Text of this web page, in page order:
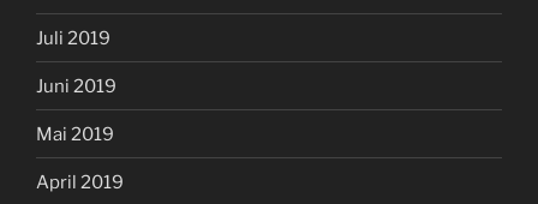
Juli 2019
Juni 2019
Mai 2019
April 2019